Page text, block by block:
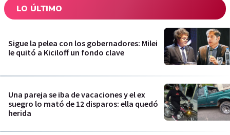
LO ÚLTIMO
Sigue la pelea con los gobernadores: Milei
le quitó a Kiciloff un fondo clave
Una pareja se iba de vacaciones y el ex
suegro lo mató de 12 disparos: ella quedó
herida